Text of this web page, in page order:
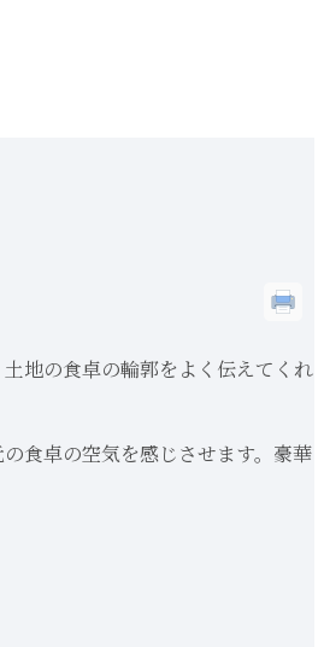
地の食卓の輪郭をよく伝えてくれ
食卓の空気を感じさせます。豪華